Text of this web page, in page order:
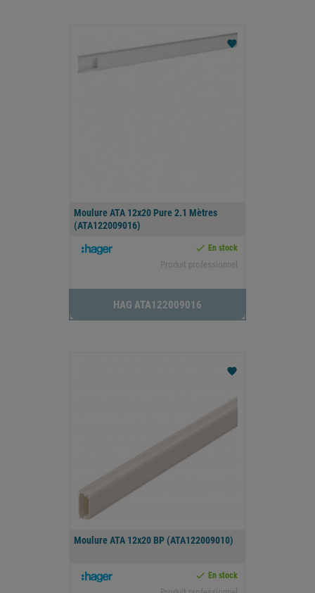
Moulure ATA 12x20 Pure 2.1 Mètres
(ATA122009016)
 En stock
Produit professionnel
favorite
HAG ATA122009016
Moulure ATA 12x20 BP (ATA122009010)
 En stock
favorite